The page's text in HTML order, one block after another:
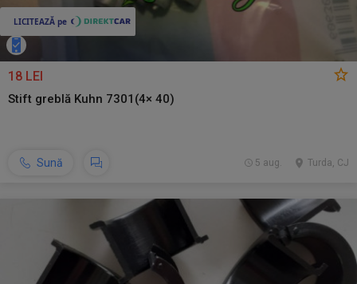
18 LEI
Stift greblă Kuhn 7301(4× 40)
Sună Turda, CJ
5 aug.